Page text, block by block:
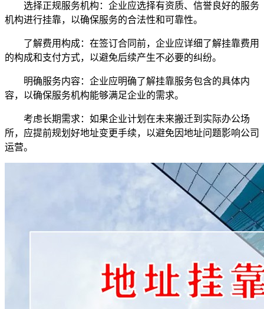
选择正规服务机构：企业应选择有资质、信誉良好的服务
机构进行挂靠，以确保服务的合法性和可靠性。
了解费用构成：在签订合同前，企业应详细了解挂靠费用
的构成和支付方式，以避免后续产生不必要的纠纷。
明确服务内容：企业应明确了解挂靠服务包含的具体内
容，以确保服务机构能够满足企业的需求。
考虑长期需求：如果企业计划在未来搬迁到实际办公场
所，应提前规划好地址变更手续，以避免因地址问题影响公司
运营。